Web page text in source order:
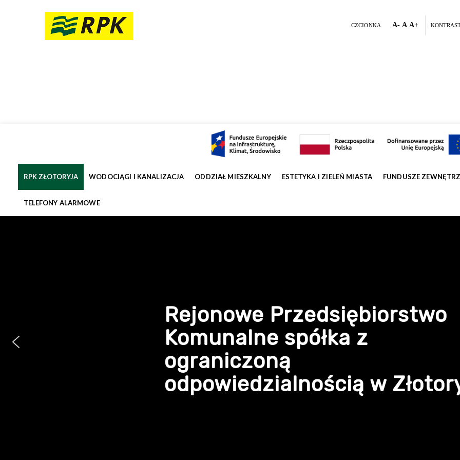
CZCIONKA A- A A+
RPK ZŁOTORYJA WODOCIĄGI I KANALIZACJA ODDZIAŁ MIESZKALNY ESTETYKA I ZIELEŃ MIASTA FUNDUSZE
TELEFONY ALARMOWE
Rejonowe Przedsiębiorstwo
Komunalne spółka z
ograniczoną
odpowiedzialnością w